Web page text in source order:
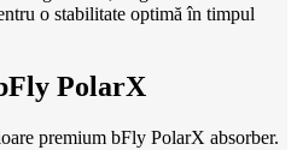
o stabilitate optimă în timpul
PolarX
premium bFly PolarX absorber.